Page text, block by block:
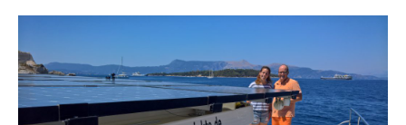
auf
der
SolarWave